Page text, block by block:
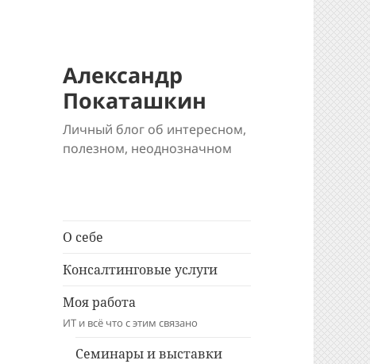
Александр
Покаташкин
Личный блог об интересном,
полезном, неоднозначном
О себе
Консалтинговые услуги
Моя работа
ИТ и всё что с этим связано
Семинары и выставки